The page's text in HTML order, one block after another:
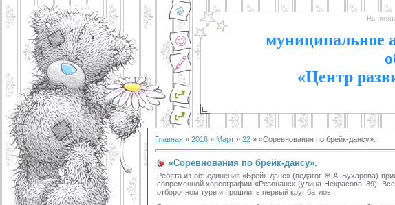
Вы
муниципальное
«Центр
Главная » 2016 » Март » 22 » «Соревнования по брейк-дансу».
«Соревнования по брейк-дансу».
Ребята из объединения «Брейк-данс» (педагог Ж.А. Бухарова)
современной хореографии «Резонанс» (улица Некрасова, 89).
отборочном туре и прошли в первый круг батлов.